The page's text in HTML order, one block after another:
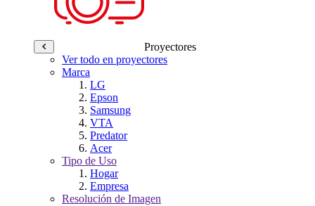
Proyectores
Ver todo en proyectores
Marca
LG
Epson
Samsung
VTA
Predator
Acer
Tipo de Uso
Hogar
Empresa
Resolución de Imagen